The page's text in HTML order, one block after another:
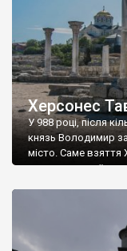
Херсонес
У 988 році, після
князь Володимир
місто. Саме
диктувати свої
Херсонесі
А потім було